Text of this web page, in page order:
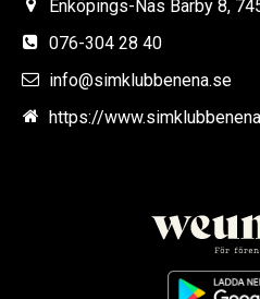
Enköpings-Näs Bärby 8,
076-304 28 40
info@simklubbenena.se
https://